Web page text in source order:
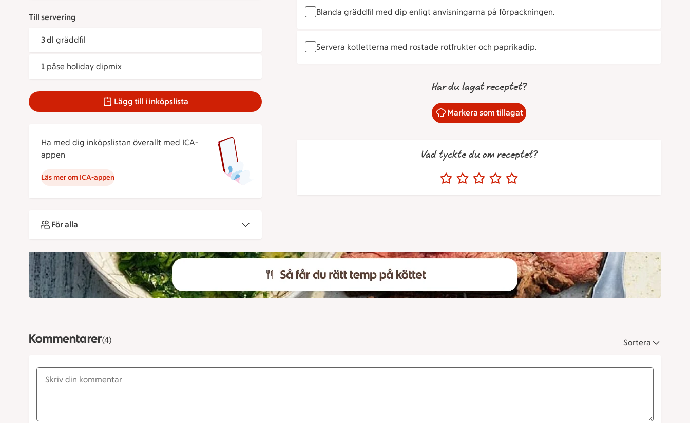
Till servering
3 dl gräddfil
1 påse holiday dipmix
Lägg till i inköpslista
Ha med dig inköpslistan överallt med ICA-
appen
Läs mer om ICA-appen
För alla
Blanda gräddfil med dip enligt anvisningarna på förpackningen.
Servera kotletterna med rostade rotfrukter och paprikadip.
Har du lagat receptet?
Markera som tillagat
Vad tyckte du om receptet?
Kommentarer(4) Sortera